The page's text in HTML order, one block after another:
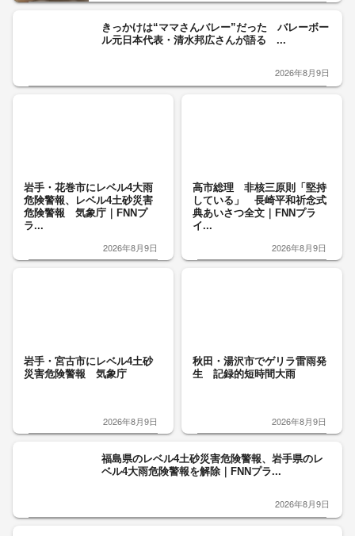
きっかけは“ママさんバレー”だった バレーボー
ル元日本代表・清水邦広さんが語る ...
2026年8月9日
岩手・花巻市にレベル4大雨
危険警報、レベル4土砂災害
危険警報 気象庁｜FNNプ
ラ...
2026年8月9日
高市総理 非核三原則「堅持
している」 長崎平和祈念式
典あいさつ全文｜FNNプラ
イ...
2026年8月9日
岩手・宮古市にレベル4土砂
災害危険警報 気象庁
2026年8月9日
秋田・湯沢市でゲリラ雷雨発
生 記録的短時間大雨
2026年8月9日
福島県のレベル4土砂災害危険警報、岩手県のレ
ベル4大雨危険警報を解除｜FNNプラ...
2026年8月9日